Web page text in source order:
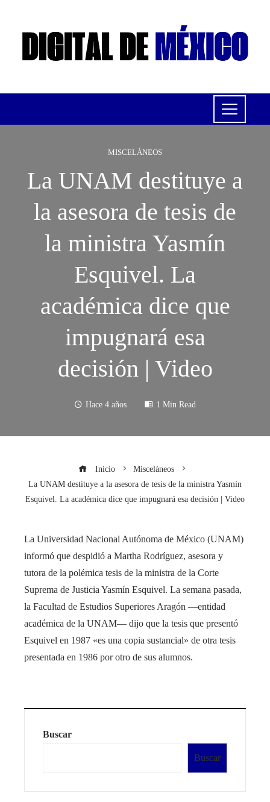
MISCELÁNEOS
La UNAM destituye a
la asesora de tesis de
la ministra Yasmín
Esquivel. La
académica dice que
impugnará esa
decisión | Video
Hace 4 años 1 Min Read
Inicio
Misceláneos
La UNAM destituye a la asesora de tesis de la ministra Yasmín
Esquivel. La académica dice que impugnará esa decisión | Video
La Universidad Nacional Autónoma de México (UNAM)
informó que despidió a Martha Rodríguez, asesora y
tutora de la polémica tesis de la ministra de la Corte
Suprema de Justicia Yasmín Esquivel. La semana pasada,
la Facultad de Estudios Superiores Aragón —entidad
académica de la UNAM— dijo que la tesis que presentó
Esquivel en 1987 «es una copia sustancial» de otra tesis
presentada en 1986 por otro de sus alumnos.
Buscar
Buscar